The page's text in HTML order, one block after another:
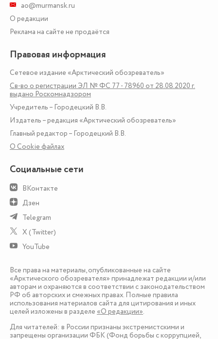
ao@murmansk.ru
О редакции
Реклама на сайте не продаётся
Правовая информация
Сетевое издание «Арктический обозреватель»
Св-во о регистрации ЭЛ № ФС 77 - 78960 от 28.08.2020 г.
выдано Роскомнадзором
Учредитель – Городецкий В.В.
Издатель – редакция «Арктический обозреватель»
Главный редактор – Городецкий В.В.
О Сookie файлах
Социальные сети
ВКонтакте
Дзен
Telegram
X (Twitter)
YouTube
Все права на материалы, опубликованные на сайте
«Арктического обозревателя» принадлежат редакции и/или
авторам и охраняются в соответствии с законодательством
РФ об авторских и смежных правах. Полные правила
использования материалов сайта для цитирования и иных
целей изложены в разделе «О редакции».
Для читателей: в России признаны экстремистскими и
запрещены организации ФБК (Фонд борьбы с коррупцией,